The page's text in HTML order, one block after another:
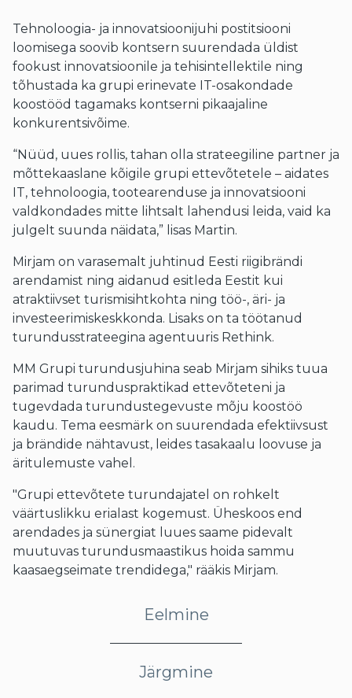
Tehnoloogia- ja innovatsioonijuhi postitsiooni
loomisega soovib kontsern suurendada üldist
fookust innovatsioonile ja tehisintellektile ning
tõhustada ka grupi erinevate IT-osakondade
koostööd tagamaks kontserni pikaajaline
konkurentsivõime.
“Nüüd, uues rollis, tahan olla strateegiline partner ja
mõttekaaslane kõigile grupi ettevõtetele – aidates
IT, tehnoloogia, tootearenduse ja innovatsiooni
valdkondades mitte lihtsalt lahendusi leida, vaid ka
julgelt suunda näidata,” lisas Martin.
Mirjam on varasemalt juhtinud Eesti riigibrändi
arendamist ning aidanud esitleda Eestit kui
atraktiivset turismisihtkohta ning töö-, äri- ja
investeerimiskeskkonda. Lisaks on ta töötanud
turundusstrateegina agentuuris Rethink.
MM Grupi turundusjuhina seab Mirjam sihiks tuua
parimad turunduspraktikad ettevõteteni ja
tugevdada turundustegevuste mõju koostöö
kaudu. Tema eesmärk on suurendada efektiivsust
ja brändide nähtavust, leides tasakaalu loovuse ja
äritulemuste vahel.
"Grupi ettevõtete turundajatel on rohkelt
väärtuslikku erialast kogemust. Üheskoos end
arendades ja sünergiat luues saame pidevalt
muutuvas turundusmaastikus hoida sammu
kaasaegseimate trendidega," rääkis Mirjam.
Eelmine
Järgmine